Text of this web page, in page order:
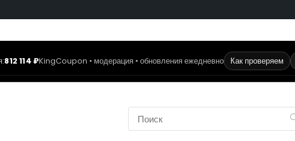
812 114 ₽KingCoupon • модерация • обновления ежедневно Как проверяем